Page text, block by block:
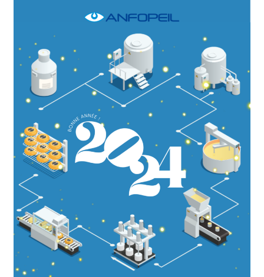
Formations mixtes
Jeu sérieux Cheese Quest
L’ANFOPEIL
Les formations en présentiel
Les projets de l’Anfopeil
Mentions légales
Mes réservations